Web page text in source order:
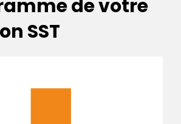
de votre
SST